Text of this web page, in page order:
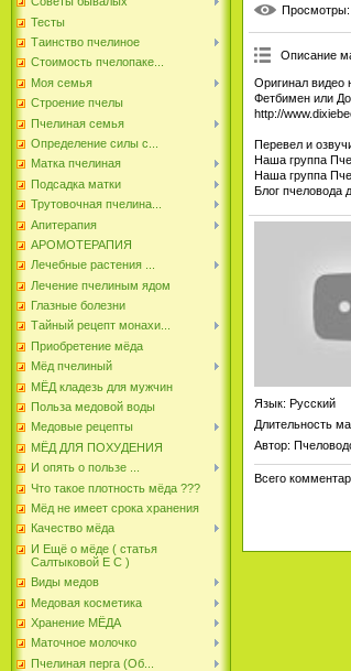
Тесты
Таинство пчелиное
Стоимость пчелопаке...
Моя семья
Строение пчелы
Пчелиная семья
Определение силы с...
Матка пчелиная
Подсадка матки
Трутовочная пчелина...
Апитерапия
АРОМОТЕРАПИЯ
Лечебные растения ...
Лечение пчелиным ядом
Глазные болезни
Тайный рецепт монахи...
Приобретение мёда
Мёд пчелиный
МЁД кладезь для мужчин
Польза медовой воды
Медовые рецепты
МЁД ДЛЯ ПОХУДЕНИЯ
И опять о пользе ...
Что такое плотность мёда ???
Мёд не имеет срока хранения
Качество мёда
И Ещё о мёде ( статья
Салтыковой Е С )
Виды медов
Медовая косметика
Хранение МЁДА
Маточное молочко
Пчелиная перга (Об...
Просмотры
Описание
Оригинал видео
Фетбимен или
http://
Перевел и
Наша группа
Наша группа
Блог пчеловода
Язык: Русский
Длительность
Автор:
Всего